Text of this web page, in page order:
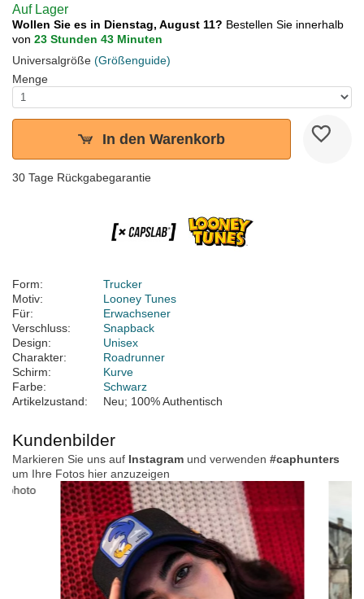
Auf Lager
Wollen Sie es in Dienstag, August 11? Bestellen Sie innerhalb
von 23 Stunden 43 Minuten
Universalgröße (Größenguide)
Menge
In den Warenkorb
30 Tage Rückgabegarantie
Form:
Trucker
Motiv:
Looney Tunes
Für:
Erwachsener
Verschluss:
Snapback
Design:
Unisex
Charakter:
Roadrunner
Schirm:
Kurve
Farbe:
Schwarz
Artikelzustand:
Neu; 100% Authentisch
Kundenbilder
Markieren Sie uns auf Instagram und verwenden #caphunters
um Ihre Fotos hier anzuzeigen